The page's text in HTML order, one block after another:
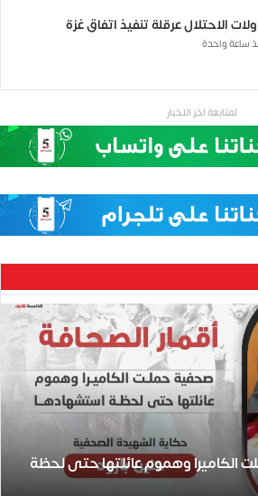
الاحتلال عرقلة تنفيذ اتفاق غزة
ساعة واحدة
لمتابعة اخر الاخبار
الكاميرا وهموم عائلتها حتى لحظة